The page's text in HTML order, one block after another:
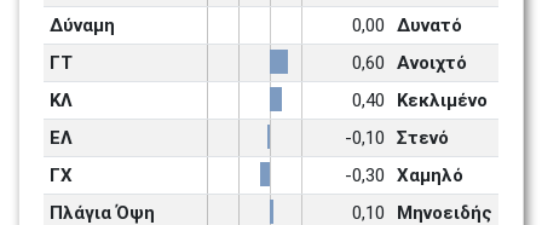
Δύναμη
0,00
Δυνατό
ΓΤ
0,60
Ανοιχτό
ΚΛ
0,40
Κεκλιμένο
ΕΛ
-0,10
Στενό
ΓΧ
-0,30
Χαμηλό
Πλάγια Όψη
0,10 Μηνοειδής